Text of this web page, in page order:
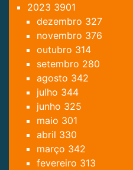
2023 3901
dezembro 327
novembro 376
outubro 314
setembro 280
agosto 342
julho 344
junho 325
maio 301
abril 330
março 342
fevereiro 313